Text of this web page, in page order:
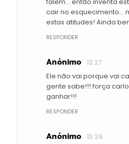
cair no esquecimento...
estas atitudes! Ainda
RESPONDER
Anónimo 13:27
Ele não vai porque vai
gente sabe!!! força
ganhar!!!
RESPONDER
Anónimo 13:29